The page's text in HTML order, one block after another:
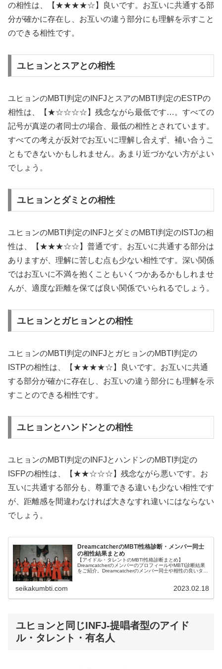
の相性は、【★★★★☆】良いです。お互いに共通する部
分が確かに存在し、お互いの違う部分にも理解を示すこと
のできる相性です。
ユヒョンとスアとの相性
ユヒョンのMBTI判定のINFJとスアのMBTI判定のESTPの
相性は、【★☆☆☆☆】残念ながら最低です…。すべての
記号が真逆の者同士の場合、最低の相性とされています。
すべての考えが反対でお互いに理解し合えず、補い合うこ
ともできないかもしれません。あまり近づかない方がよい
でしょう。
ユヒョンとダミとの相性
ユヒョンのMBTI判定のINFJとダミのMBTI判定のISTJの相
性は、【★★★☆☆】普通です。お互いに共通する部分は
ありますが、理解に苦しむ点も少ない相性です。深い関係
ではお互いに不満を抱くこともいくつかあるかもしれませ
んが、適度な距離を保てば良い関係でいられるでしょう。
ユヒョンとガヒョンとの相性
ユヒョンのMBTI判定のINFJとガヒョンのMBTI判定の
ISTPの相性は、【★★★★☆】良いです。お互いに共通
する部分が確かに存在し、お互いの違う部分にも理解を示
すことのできる相性です。
ユヒョンとハンドンとの相性
ユヒョンのMBTI判定のINFJとハンドンのMBTI判定の
ISFPの相性は、【★★☆☆☆】残念ながら悪いです。お
互いに共通する部分も、尊重できる違いも少ない相性です
が、距離感を間違わなければ大きなすれ違いにはならない
でしょう。
DreamcatcherのMBTI性格診断・メンバー同士
の相性結果まとめ
【アイドル・タレントのMBTI性格診断まとめ】
DreamcatcherのメンバーのプロフィールやMBTI診断結果
をご紹介。Dreamcatcherのメンバー同士や相性の良いタレ
seikakumbti.com 2023.02.18
ユヒョンと同じINFJ-提唱者型のアイド
ル・タレント・有名人